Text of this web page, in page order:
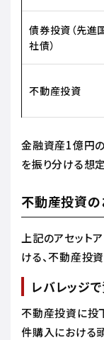
債券投資（先進
社債）
不動産投資
金融資産1億円
を振り分ける想定
不動産投資の
上記のアセット
ける、不動産投
レバレッジ
不動産投資に投
件購入における